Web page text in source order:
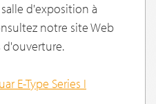
d'exposition à
notre site Web
d'ouverture.
E-Type Series I